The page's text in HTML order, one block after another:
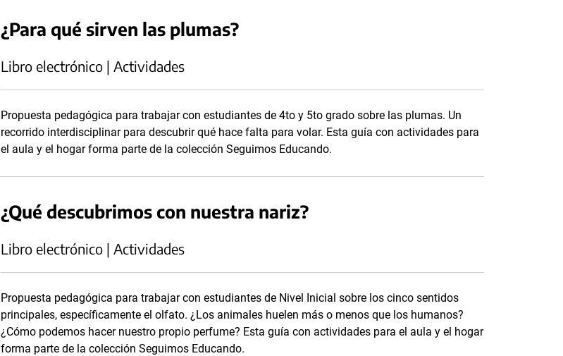
¿Para qué sirven las plumas?
Libro electrónico | Actividades
Propuesta pedagógica para trabajar con estudiantes de 4to y 5to grado sobre las plumas. Un
recorrido interdisciplinar para descubrir qué hace falta para volar. Esta guía con actividades para
el aula y el hogar forma parte de la colección Seguimos Educando.
¿Qué descubrimos con nuestra nariz?
Libro electrónico | Actividades
Propuesta pedagógica para trabajar con estudiantes de Nivel Inicial sobre los cinco sentidos
principales, específicamente el olfato. ¿Los animales huelen más o menos que los humanos?
¿Cómo podemos hacer nuestro propio perfume? Esta guía con actividades para el aula y el hogar
forma parte de la colección Seguimos Educando.